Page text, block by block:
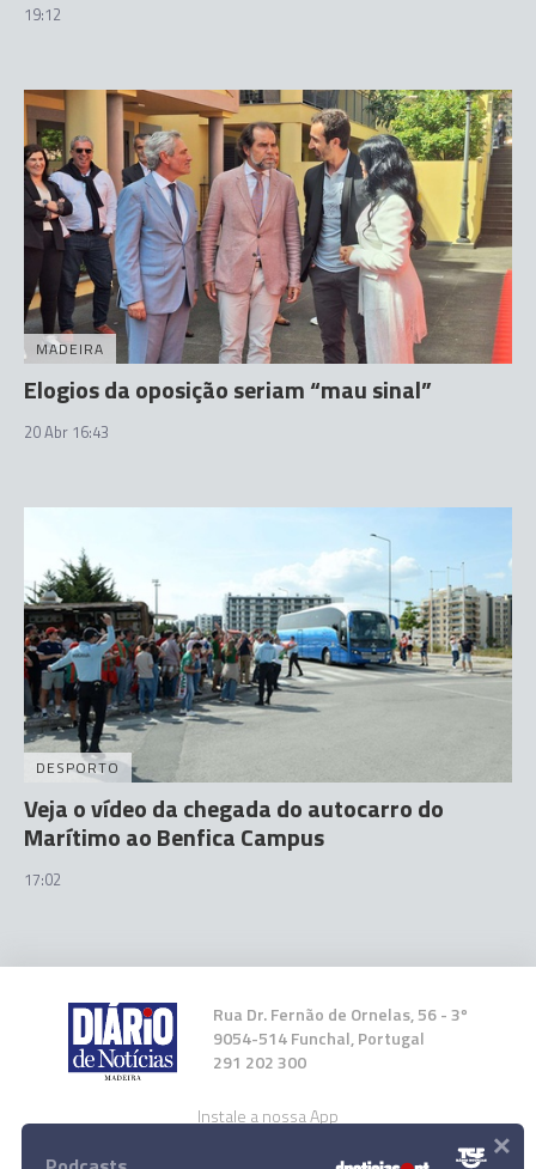
19:12
MADEIRA
Elogios da oposição seriam “mau sinal”
20 Abr 16:43
DESPORTO
Veja o vídeo da chegada do autocarro do
Marítimo ao Benfica Campus
17:02
Rua Dr. Fernão de Ornelas, 56 - 3º
9054-514 Funchal, Portugal
291 202 300
Instale a nossa App ×